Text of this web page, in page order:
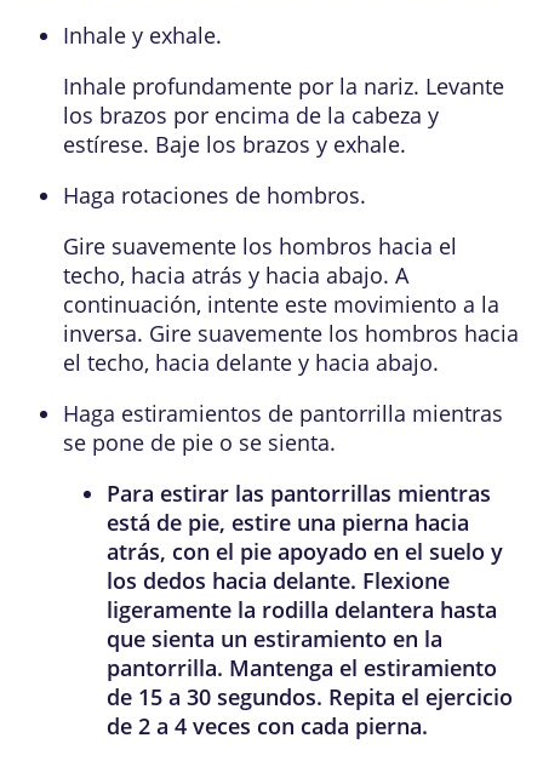
Inhale y exhale.
Inhale profundamente por la nariz. Levante
los brazos por encima de la cabeza y
estírese. Baje los brazos y exhale.
Haga rotaciones de hombros.
Gire suavemente los hombros hacia el
techo, hacia atrás y hacia abajo. A
continuación, intente este movimiento a la
inversa. Gire suavemente los hombros hacia
el techo, hacia delante y hacia abajo.
Haga estiramientos de pantorrilla mientras
se pone de pie o se sienta.
Para estirar las pantorrillas mientras
está de pie, estire una pierna hacia
atrás, con el pie apoyado en el suelo y
los dedos hacia delante. Flexione
ligeramente la rodilla delantera hasta
que sienta un estiramiento en la
pantorrilla. Mantenga el estiramiento
de 15 a 30 segundos. Repita el ejercicio
de 2 a 4 veces con cada pierna.